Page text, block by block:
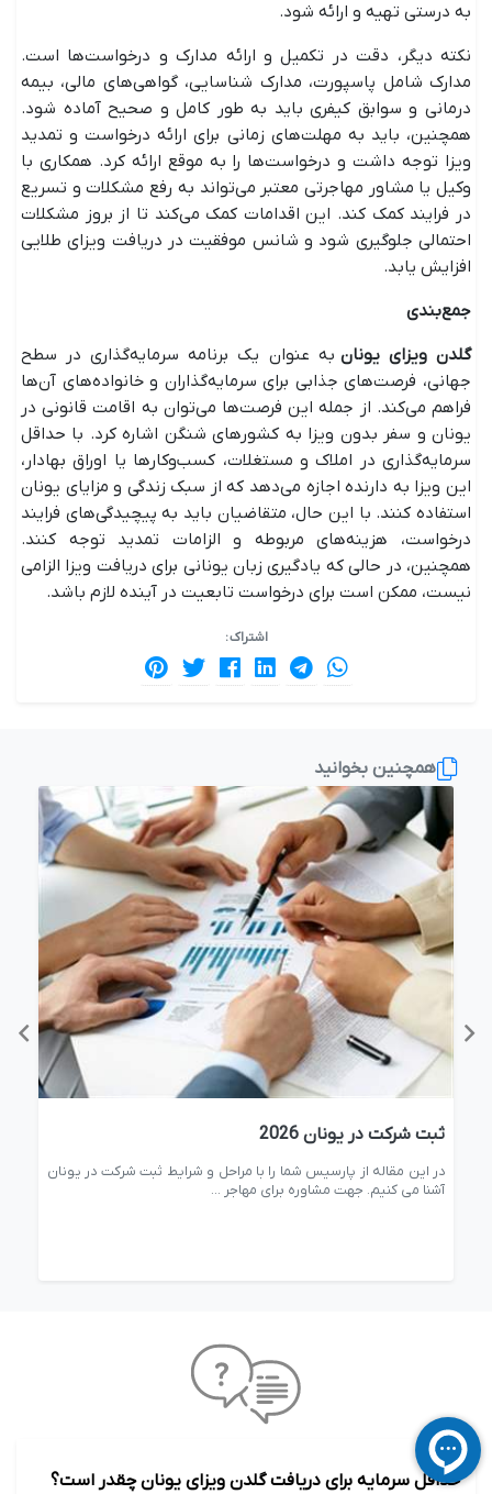
به درستی تهیه و ارائه شود.
نکته دیگر، دقت در تکمیل و ارائه مدارک و درخواست‌ها است.
مدارک شامل پاسپورت، مدارک شناسایی، گواهی‌های مالی، بیمه
درمانی و سوابق کیفری باید به طور کامل و صحیح آماده شود.
همچنین، باید به مهلت‌های زمانی برای ارائه درخواست و تمدید
ویزا توجه داشت و درخواست‌ها را به موقع ارائه کرد. همکاری با
وکیل یا مشاور مهاجرتی معتبر می‌تواند به رفع مشکلات و تسریع
در فرایند کمک کند. این اقدامات کمک می‌کند تا از بروز مشکلات
احتمالی جلوگیری شود و شانس موفقیت در دریافت ویزای طلایی
افزایش یابد.
جمع‌بندی
گلدن ویزای یونان به عنوان یک برنامه سرمایه‌گذاری در سطح
جهانی، فرصت‌های جذابی برای سرمایه‌گذاران و خانواده‌های آن‌ها
فراهم می‌کند. از جمله این فرصت‌ها می‌توان به اقامت قانونی در
یونان و سفر بدون ویزا به کشور‌های شنگن اشاره کرد. با حداقل
سرمایه‌گذاری در املاک و مستغلات، کسب‌وکار‌ها یا اوراق بهادار،
این ویزا به دارنده اجازه می‌دهد که از سبک زندگی و مزایای یونان
استفاده کنند. با این حال، متقاضیان باید به پیچیدگی‌های فرایند
درخواست، هزینه‌های مربوطه و الزامات تمدید توجه کنند.
همچنین، در حالی که یادگیری زبان یونانی برای دریافت ویزا الزامی
نیست، ممکن است برای درخواست تابعیت در آینده لازم باشد.
اشتراک :
همچنین بخوانید
ثبت شرکت در یونان 2026
در این مقاله از پارسیس شما را با مراحل و شرایط ثبت شرکت در یونان
آشنا می کنیم. جهت مشاوره برای مهاجر ...
حداقل سرمایه برای دریافت گلدن ویزای یونان چقدر است؟